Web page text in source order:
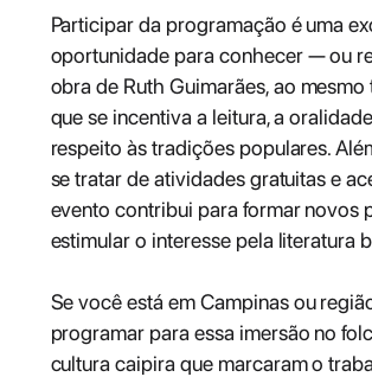
Participar da programação é uma
oportunidade para conhecer — ou
obra de Ruth Guimarães, ao
que se incentiva a leitura, a
respeito às tradições populares.
se tratar de atividades gratuitas e
evento contribui para formar novos
estimular o interesse pela literatura
Se você está em Campinas ou
programar para essa imersão no
cultura caipira que marcaram o